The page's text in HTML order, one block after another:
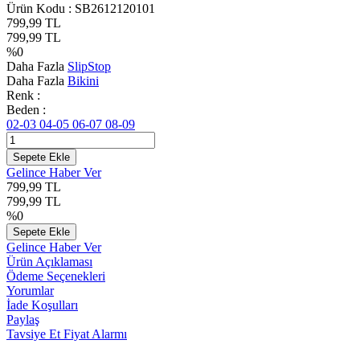
Ürün Kodu : SB2612120101
799,99 TL
799,99 TL
%0
Daha Fazla SlipStop
Daha Fazla Bikini
Renk :
Beden :
02-03 04-05 06-07 08-09
Sepete Ekle
Gelince Haber Ver
799,99 TL
799,99 TL
%0
Sepete Ekle
Gelince Haber Ver
Ürün Açıklaması
Ödeme Seçenekleri
Yorumlar
İade Koşulları
Paylaş
Tavsiye Et Fiyat Alarmı